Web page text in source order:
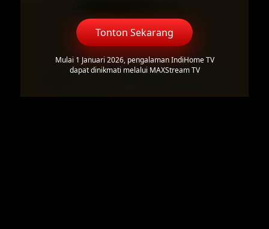
Tonton Sekarang
Mulai 1 Januari 2026, pengalaman IndiHome TV
dapat dinikmati melalui MAXStream TV